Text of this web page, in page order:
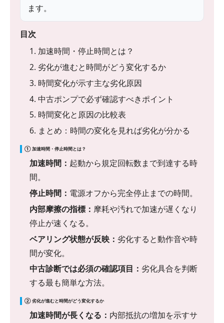
ます。
目次
1. 加速時間・停止時間とは？
2. 劣化が進むと時間がどう変化するか
3. 時間変化が示す主な劣化原因
4. 中古ポンプで必ず確認すべきポイント
5. 時間変化と原因の比較表
6. まとめ：時間の変化を見れば劣化が分かる
① 加速時間・停止時間とは？
加速時間： 起動から規定回転数まで到達する時
間。
停止時間： 電源オフから完全停止までの時間。
内部摩擦の指標： 摩耗や汚れで加速が遅くなり
停止が速くなる。
ベアリング状態が反映： 劣化すると動作音や時
間が変化。
中古診断では必須の確認項目： 劣化具合を判断
する最も簡単な方法。
② 劣化が進むと時間がどう変化するか
加速時間が長くなる： 内部抵抗の増加を示すサ